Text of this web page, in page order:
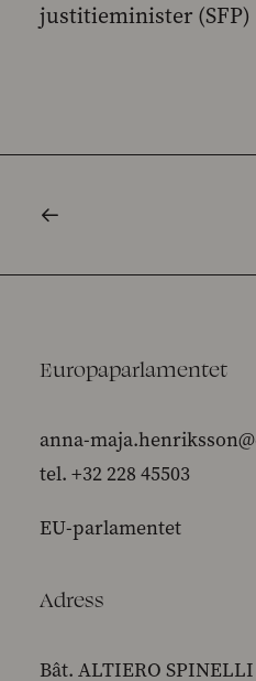
justitieminister (SFP)
Europaparlamentet
anna-
tel. +32 228 45503
EU-parlamentet
Adress
Bât. ALTIERO SPINELLI